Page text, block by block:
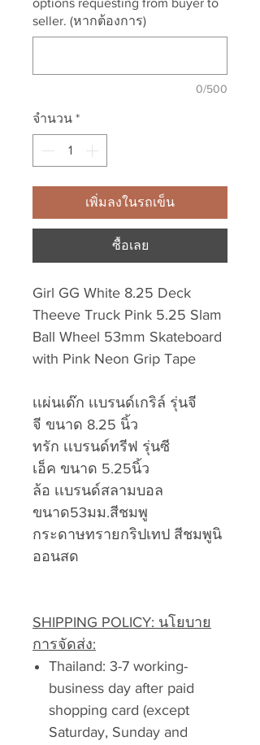
options requesting from buyer to
seller. (หากต้องการ)
0/500
จำนวน *
เพิ่มลงในรถเข็น
ซื้อเลย
Girl GG White 8.25 Deck
Theeve Truck Pink 5.25 Slam
Ball Wheel 53mm Skateboard
with Pink Neon Grip Tape
เเผ่นเด๊ก เเบรนด์เกริล์ รุ่นจี
จี ขนาด 8.25 นิ้ว
ทรัก เเบรนด์ทรีฟ รุ่นซี
เอ็ค ขนาด 5.25นิ้ว
ล้อ เเบรนด์สลามบอล
ขนาด53มม.สีชมพู
กระดาษทรายกริปเทป สีชมพูนิ
ออนสด
SHIPPING POLICY: นโยบาย
การจัดส่ง:
Thailand: 3-7 working-
business day after paid
shopping card (except
Saturday, Sunday and